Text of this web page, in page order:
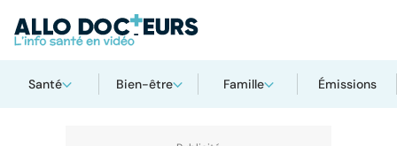
Santé Bien-être Famille Émissions